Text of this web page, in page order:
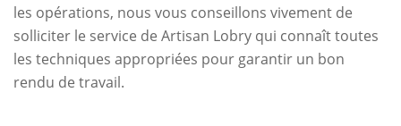
les opérations, nous vous conseillons vivement de
solliciter le service de Artisan Lobry qui connaît toutes
les techniques appropriées pour garantir un bon
rendu de travail.